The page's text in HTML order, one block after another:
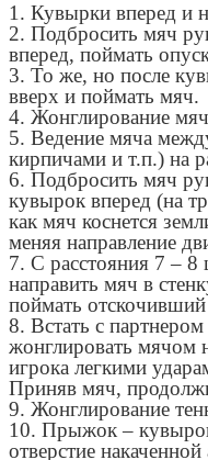
1. Кувырки вперед и
2. Подбросить мяч
вперед, поймать
3. То же, но после
вверх и поймать мяч.
4. Жонглирование
5. Ведение мяча
кирпичами и т.п.) на
6. Подбросить мяч
кувырок вперед (на
как мяч коснется
меняя направление
7. С расстояния 7 – 8
направить мяч в
поймать
8. Встать с
жонглировать мячом
игрока легкими
Приняв мяч,
9. Жонглирование
10. Прыжок –
отверстие